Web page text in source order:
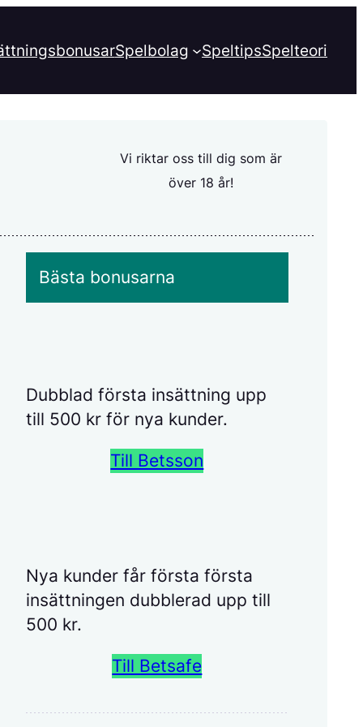
Spelbolag SpeltipsSpelteori
Vi riktar oss till dig som är
över 18 år!
Bästa bonusarna
Dubblad första insättning upp
till 500 kr för nya kunder.
Till Betsson
Nya kunder får första första
insättningen dubblerad upp till
500 kr.
Till Betsafe